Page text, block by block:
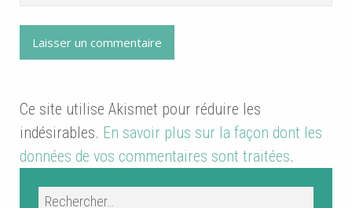
Ce site utilise Akismet pour réduire les
indésirables. En savoir plus sur la façon dont les
données de vos commentaires sont traitées.